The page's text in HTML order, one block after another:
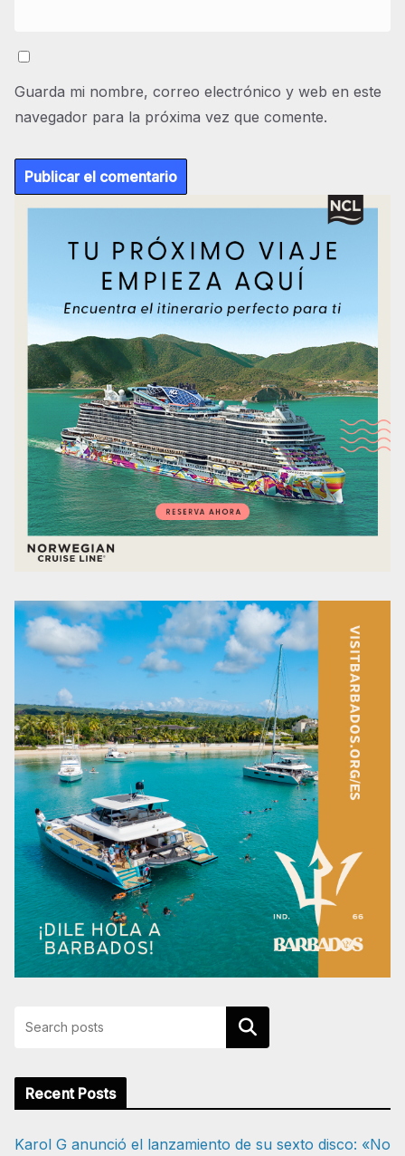
Guarda mi nombre, correo electrónico y web en este
navegador para la próxima vez que comente.
Buscar
Recent Posts
Karol G anunció el lanzamiento de su sexto disco: «No